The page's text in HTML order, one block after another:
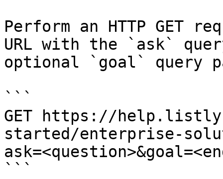
Perform an HTTP GET
URL with the `ask`
optional `goal` query
```
GET https://
started/enterprise-
```